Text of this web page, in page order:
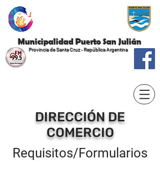
Municipalidad Puerto San Julián
Provincia de Santa Cruz - República Argentina
DIRECCIÓN DE
COMERCIO
Requisitos/Formularios